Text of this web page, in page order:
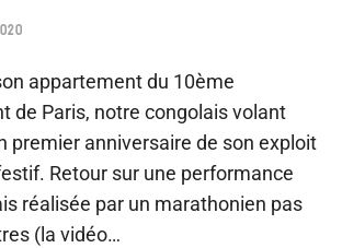
appartement du 10ème
de Paris, notre congolais volant
premier anniversaire de son exploit
Retour sur une performance
réalisée par un marathonien pas
(la vidéo…